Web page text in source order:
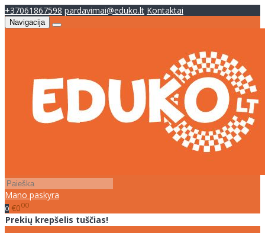
+37061867598 pardavimai@eduko.lt Kontaktai
Navigacija
Mano paskyra
0 €000
Prekių krepšelis tuščias!